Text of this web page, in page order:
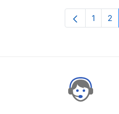
Página
1 2